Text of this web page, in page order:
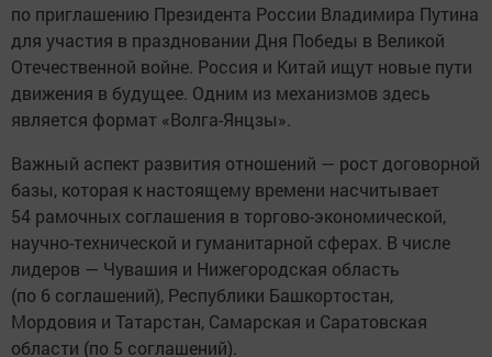
по приглашению Президента России Владимира Путина
для участия в праздновании Дня Победы в Великой
Отечественной войне. Россия и Китай ищут новые пути
движения в будущее. Одним из механизмов здесь
является формат «Волга-Янцзы».
Важный аспект развития отношений — рост договорной
базы, которая к настоящему времени насчитывает
54 рамочных соглашения в торгово-экономической,
научно-технической и гуманитарной сферах. В числе
лидеров — Чувашия и Нижегородская область
(по 6 соглашений), Республики Башкортостан,
Мордовия и Татарстан, Самарская и Саратовская
области (по 5 соглашений).